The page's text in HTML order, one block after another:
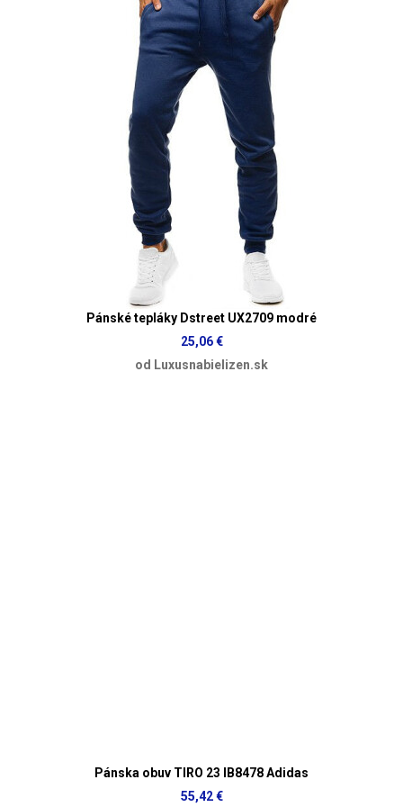
Pánské tepláky Dstreet UX2709 modré
25,06 €
od Luxusnabielizen.sk
Pánska obuv TIRO 23 IB8478 Adidas
55,42 €